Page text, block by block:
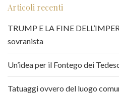
Articoli recenti
TRUMP E LA FINE
sovranista
Un’idea per il Fontego dei
Tatuaggi ovvero del luogo